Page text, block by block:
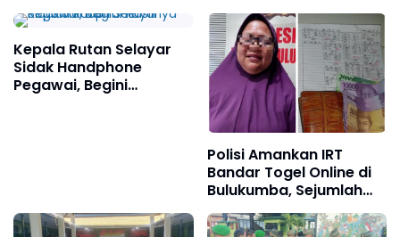
Personel
Perangkat HP Terkait
Perjudian Online
Kepala Rutan Selayar
Sidak Handphone
Pegawai, Begini
Polisi Amankan IRT
Bandar Togel Online di
Bulukumba, Sejumlah
Barang Bukti Turut
Diamankan